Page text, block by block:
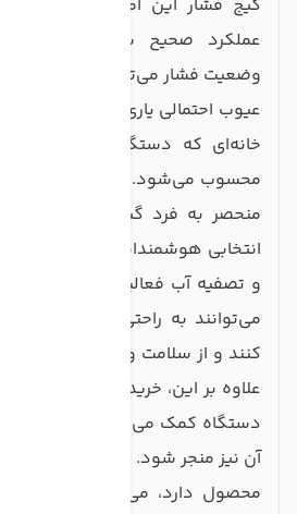
گیج فشار این امکان را به
عملکرد صحیح سیستم اطمینان
وضعیت فشار می‌تواند کاربران را
عیوب احتمالی یاری دهد و به
خانه‌ای که دستگاه تصفیه آب
محسوب می‌شود. به علت کیفیت
منحصر به فرد گیج فشار مدل،
انتخابی هوشمندانه برای هر کس
و تصفیه آب فعالیت می‌کند. با
می‌توانند به راحتی بر روی
کنند و از سلامت و کیفیت آب
علاوه بر این، خرید این محصول نه
دستگاه کمک می‌کند بلکه می‌تواند
آن نیز منجر شود. با توجه به
محصول دارد، می‌توانید